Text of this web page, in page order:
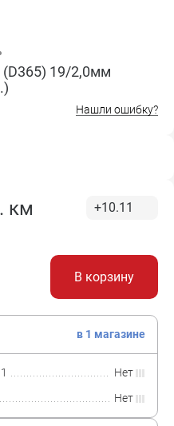
19/2,0мм
Нашли ошибку?
км +10.11
В корзину
в 1 магазине
Нет
Нет